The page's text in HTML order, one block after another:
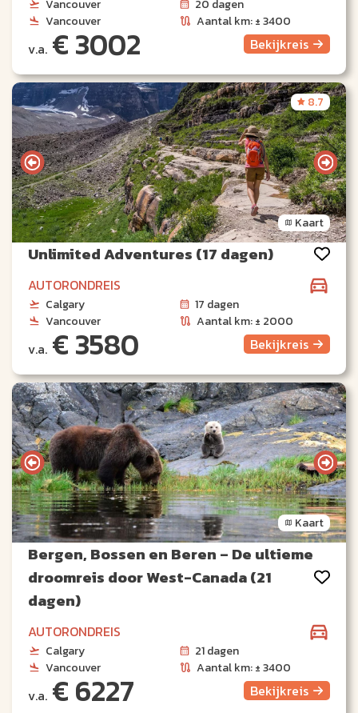
Vancouver
20 dagen
Vancouver
Aantal km: ± 3400
v.a. € 3002 Bekijkreis
8.7
Kaart
Unlimited Adventures (17 dagen)
AUTORONDREIS
Calgary
17 dagen
Vancouver
Aantal km: ± 2000
v.a. € 3580 Bekijkreis
Kaart
Bergen, Bossen en Beren – De ultieme
droomreis door West-Canada (21
dagen)
AUTORONDREIS
Calgary
21 dagen
Vancouver
Aantal km: ± 3400
v.a. € 6227 Bekijkreis